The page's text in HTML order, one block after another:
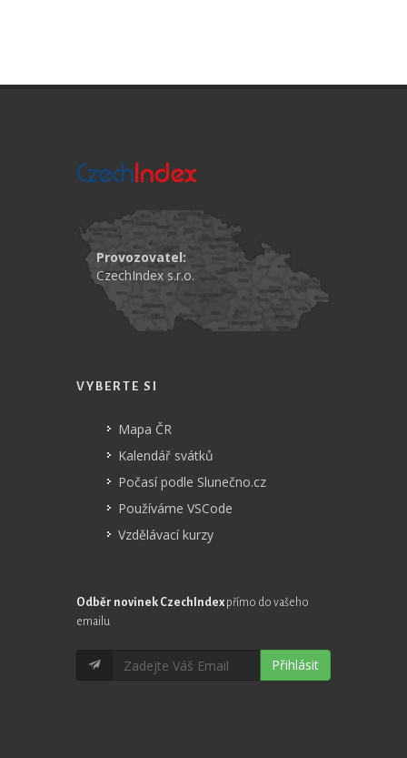
Provozovatel:
CzechIndex s.r.o.
VYBERTE SI
Mapa ČR
Kalendář svátků
Počasí podle Slunečno.cz
Používáme VSCode
Vzdělávací kurzy
Odběr novinek CzechIndex přímo do vašeho
emailu
Přihlásit